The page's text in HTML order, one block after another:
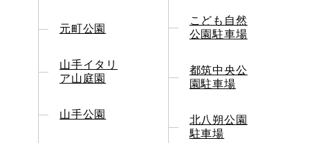
元町公園
山手イタリ
ア山庭園
山手公園
こども自然
公園駐車場
都筑中央公
園駐車場
北八朔公園
駐車場